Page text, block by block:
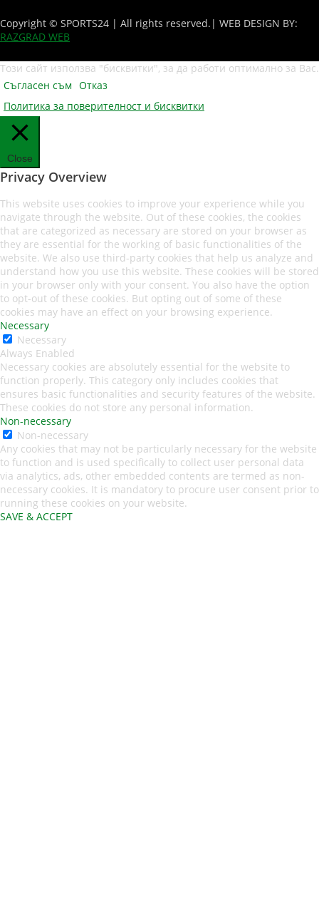
Copyright © SPORTS24 | All rights reserved. | WEB DESIGN BY:
RAZGRAD WEB
Този сайт използва "бисквитки", за да работи оптимално за Вас.
Съгласен съм Отказ
Политика за поверителност и бисквитки
Close
Privacy Overview
This website uses cookies to improve your experience while you
navigate through the website. Out of these cookies, the cookies
that are categorized as necessary are stored on your browser as
they are essential for the working of basic functionalities of the
website. We also use third-party cookies that help us analyze and
understand how you use this website. These cookies will be stored
in your browser only with your consent. You also have the option
to opt-out of these cookies. But opting out of some of these
cookies may have an effect on your browsing experience.
Necessary
Necessary
Always Enabled
Necessary cookies are absolutely essential for the website to
function properly. This category only includes cookies that
ensures basic functionalities and security features of the website.
These cookies do not store any personal information.
Non-necessary
Non-necessary
Any cookies that may not be particularly necessary for the website
to function and is used specifically to collect user personal data
via analytics, ads, other embedded contents are termed as non-
necessary cookies. It is mandatory to procure user consent prior to
running these cookies on your website.
SAVE & ACCEPT